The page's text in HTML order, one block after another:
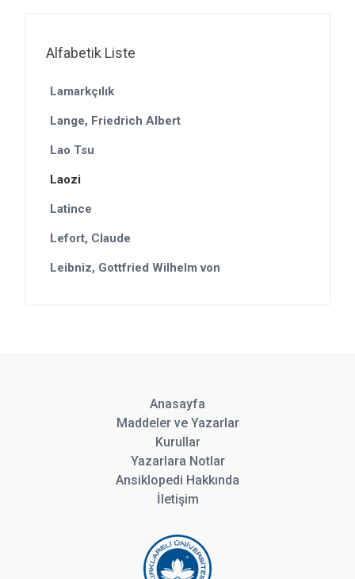
Alfabetik Liste
Lamarkçılık
Lange, Friedrich Albert
Lao Tsu
Laozi
Latince
Lefort, Claude
Leibniz, Gottfried Wilhelm von
Anasayfa
Maddeler ve Yazarlar
Kurullar
Yazarlara Notlar
Ansiklopedi Hakkında
İletişim